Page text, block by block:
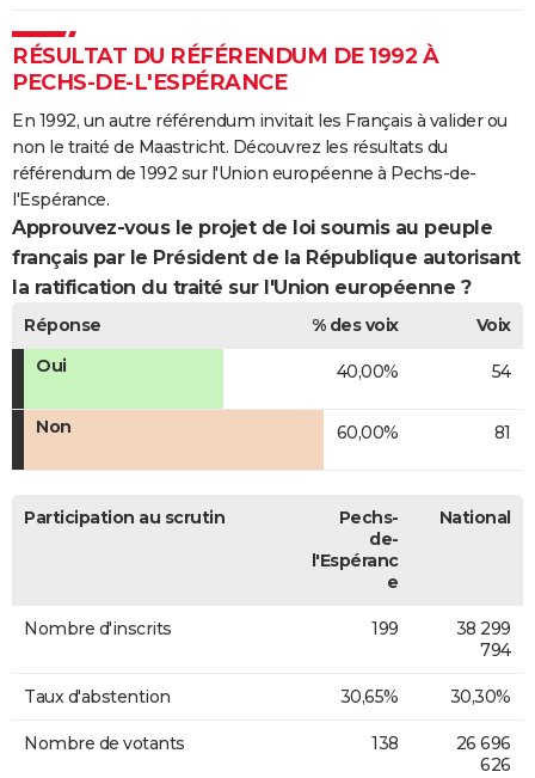
RÉSULTAT DU RÉFÉRENDUM DE 1992 À
PECHS-DE-L'ESPÉRANCE
En 1992, un autre référendum invitait les Français à valider ou
non le traité de Maastricht. Découvrez les résultats du
référendum de 1992 sur l'Union européenne à Pechs-de-
l'Espérance.
Approuvez-vous le projet de loi soumis au peuple
français par le Président de la République autorisant
la ratification du traité sur l'Union européenne ?
Réponse % des voix
Voix
Oui
40,00% 54
Non 60,00% 81
Participation au scrutin
Pechs-
de-
l'Espéranc
e
National
Nombre d'inscrits 199
38 299
794
Taux d'abstention 30,65% 30,30%
Nombre de votants 138
26 696
626